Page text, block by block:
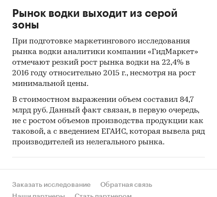
Рынок водки выходит из серой
зоны
При подготовке маркетингового исследования
рынка водки аналитики компании «ГидМаркет»
отмечают резкий рост рынка водки на 22,4% в
2016 году относительно 2015 г., несмотря на рост
минимальной цены.
В стоимостном выражении объем составил 84,7
млрд руб. Данный факт связан, в первую очередь,
не с ростом объемов производства продукции как
таковой, а с введением ЕГАИС, которая вывела ряд
производителей из нелегального рынка.
Заказать исследование
Обратная связь